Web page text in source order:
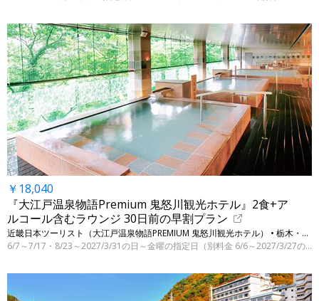
￥18,040
『大江戸温泉物語Premium 鬼怒川観光ホテル』2食+ア
ルコール含むラウンジ 30日前の早割プラン
近畿日本ツーリスト（大江戸温泉物語PREMIUM 鬼怒川観光ホテル） • 栃木・日光（鬼怒川温泉）
6/7～7/17・8/23～2027/3/31の日～金曜の指定日（別料金 6/6～2027/3/27の指定日）